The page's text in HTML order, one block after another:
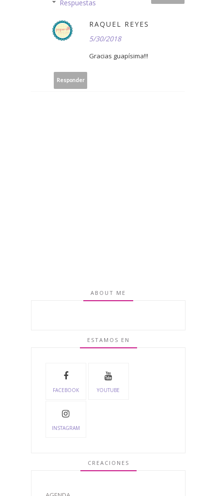
Respuestas
RAQUEL REYES
5/30/2018
Gracias guapísima!!!
Responder
ABOUT ME
ESTAMOS EN
FACEBOOK YOUTUBE
INSTAGRAM
CREACIONES